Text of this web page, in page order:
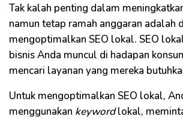
Tak kalah penting dalam
namun tetap ramah anggaran adalah
mengoptimalkan SEO lokal. SEO
bisnis Anda muncul di hadapan
mencari layanan yang mereka
Untuk mengoptimalkan SEO lokal,
menggunakan keywordlokal,